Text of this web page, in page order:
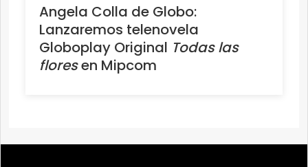
Angela Colla de Globo:
Lanzaremos telenovela
Globoplay Original Todas las
floresen Mipcom